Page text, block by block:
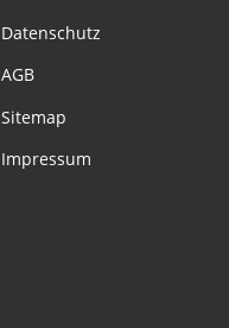
Datenschutz
AGB
Sitemap
Impressum